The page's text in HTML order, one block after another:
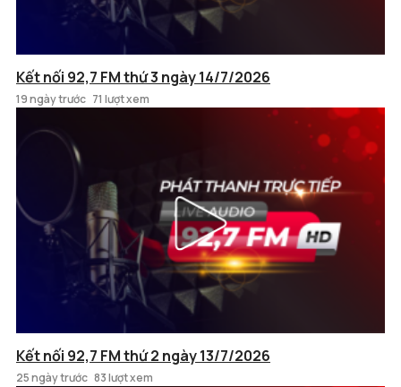
Kết nối 92,7 FM thứ 3 ngày 14/7/2026
19 ngày trước 71 lượt xem
Kết nối 92,7 FM thứ 2 ngày 13/7/2026
25 ngày trước 83 lượt xem